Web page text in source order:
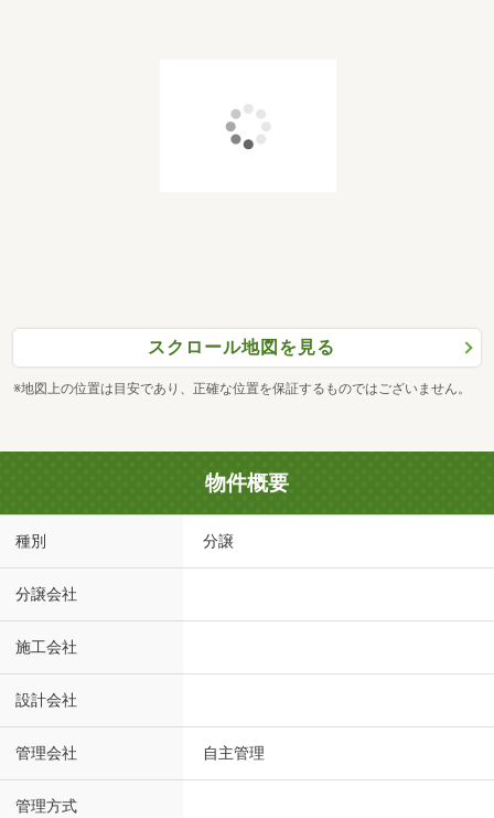
スクロール地図を見る
※地図上の位置は目安であり、正確な位置を保証するものではございません。
物件概要
種別 分譲
分譲会社
施工会社
設計会社
管理会社 自主管理
管理方式